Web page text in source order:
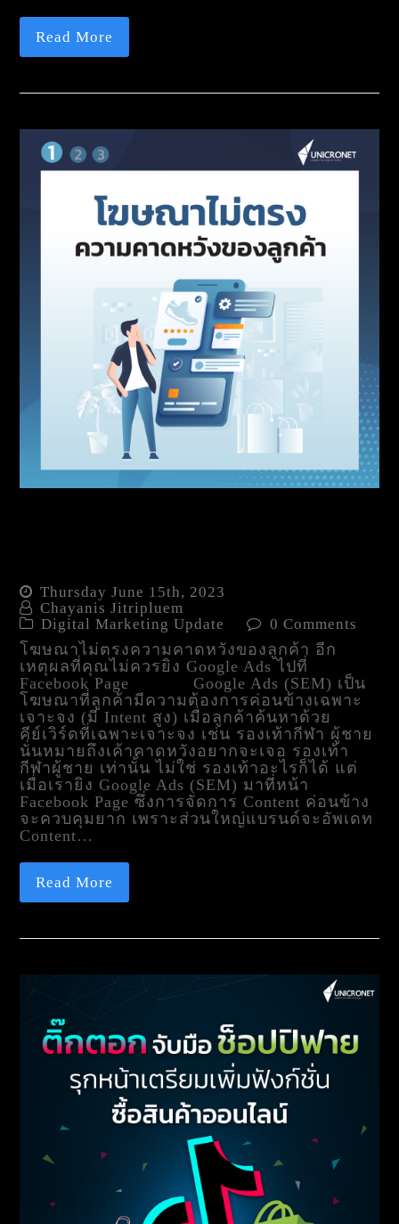
Read More
Thursday June 15th, 2023
Chayanis Jitripluem
Digital Marketing Update
0 Comments
โฆษณาไม่ตรงความคาดหวังของลูกค้า อีก
เหตุผลที่คุณไม่ควรยิง Google Ads ไปที่
Facebook Page Google Ads (SEM) เป็น
โฆษณาที่ลูกค้ามีความต้องการค่อนข้างเฉพาะ
เจาะจง (มี Intent สูง) เมื่อลูกค้าค้นหาด้วย
คีย์เวิร์ดที่เฉพาะเจาะจง เช่น รองเท้ากีฬา ผู้ชาย
นั่นหมายถึงเค้าคาดหวังอยากจะเจอ รองเท้า
กีฬาผู้ชาย เท่านั้น ไม่ใช่ รองเท้าอะไรก็ได้ แต่
เมื่อเรายิง Google Ads (SEM) มาที่หน้า
Facebook Page ซึ่งการจัดการ Content ค่อนข้าง
จะควบคุมยาก เพราะส่วนใหญ่แบรนด์จะอัพเดท
Content…
Read More